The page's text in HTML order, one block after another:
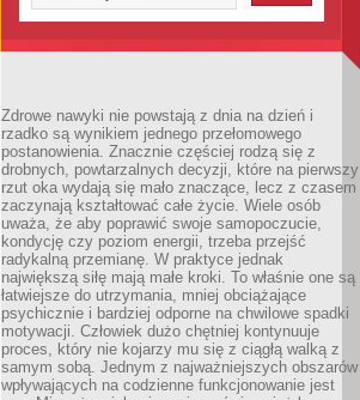
Zdrowe nawyki nie powstają z dnia na dzień i
rzadko są wynikiem jednego przełomowego
postanowienia. Znacznie częściej rodzą się z
drobnych, powtarzalnych decyzji, które na pierwszy
rzut oka wydają się mało znaczące, lecz z czasem
zaczynają kształtować całe życie. Wiele osób
uważa, że aby poprawić swoje samopoczucie,
kondycję czy poziom energii, trzeba przejść
radykalną przemianę. W praktyce jednak
największą siłę mają małe kroki. To właśnie one są
łatwiejsze do utrzymania, mniej obciążające
psychicznie i bardziej odporne na chwilowe spadki
motywacji. Człowiek dużo chętniej kontynuuje
proces, który nie kojarzy mu się z ciągłą walką z
samym sobą. Jednym z najważniejszych obszarów
wpływających na codzienne funkcjonowanie jest